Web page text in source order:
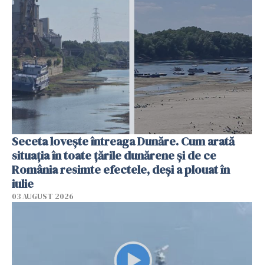
Seceta lovește întreaga Dunăre. Cum arată
situația în toate țările dunărene și de ce
România resimte efectele, deși a plouat în
iulie
03 AUGUST 2026